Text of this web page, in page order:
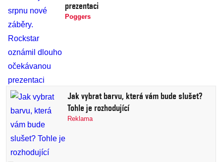
prezentaci
Poggers
Jak vybrat barvu, která vám bude slušet?
Tohle je rozhodující
Reklama